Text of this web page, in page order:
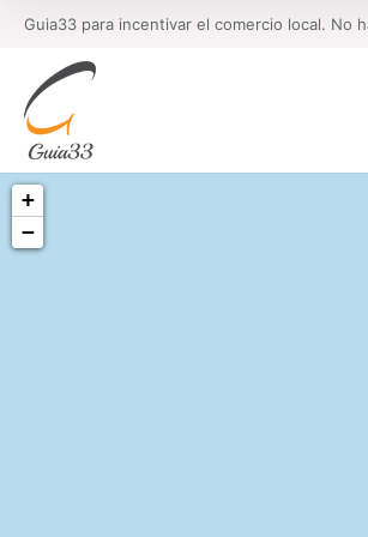
Guia33 para incentivar el comercio local. No
+
−